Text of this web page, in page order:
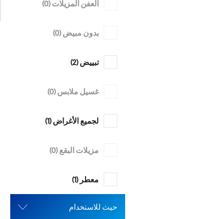
العفن المزيلات (0
)
بدون مبيض (0
)
تبييض (2
)
غسيل ملابس (0
)
لجميع الأغراض (1
)
مزيلات البقع (0
)
معطر (1
)
حيث للاستخدام